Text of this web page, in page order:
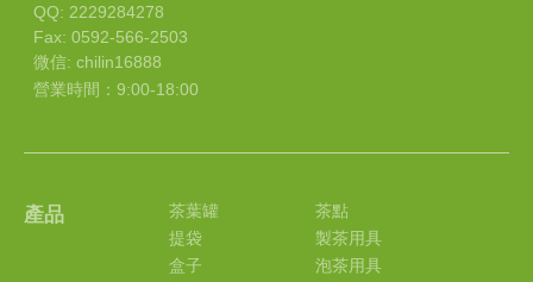
QQ: 2229284278
Fax: 0592-566-2503
微信: chilin16888
營業時間：9:00-18:00
產品
茶葉罐
提袋
盒子
茶點
製茶用具
泡茶用具